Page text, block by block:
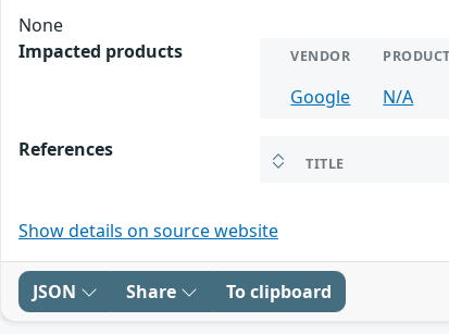
None
Impacted products
VENDOR PRODUCT
Google N/A
References
TITLE
Show details on source website
JSON Share To clipboard